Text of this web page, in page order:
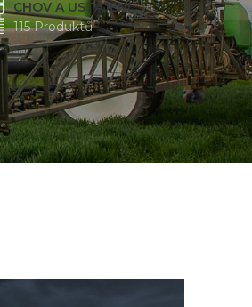
CHOV A USTÁJENÍ
115 Produktů